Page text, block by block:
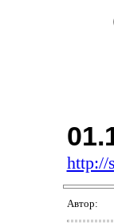
http://
Автор: